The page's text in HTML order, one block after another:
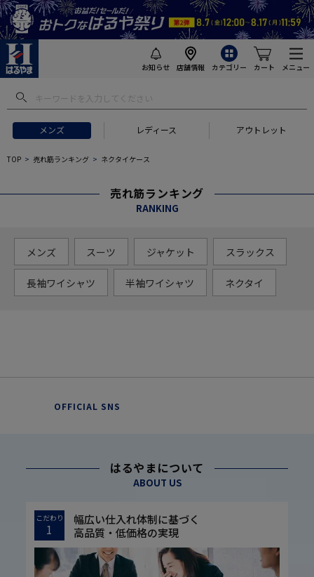
お知らせ 店舗情報 カテゴリー カート メニュー
メンズ レディース アウトレット
TOP 売れ筋ランキング ネクタイケース
売れ筋ランキング
RANKING
メンズ スーツ ジャケット スラックス
長袖ワイシャツ 半袖ワイシャツ ネクタイ
OFFICIAL SNS
はるやまについて
ABOUT US
こだわり
1
幅広い仕入れ体制に基づく
高品質・低価格の実現